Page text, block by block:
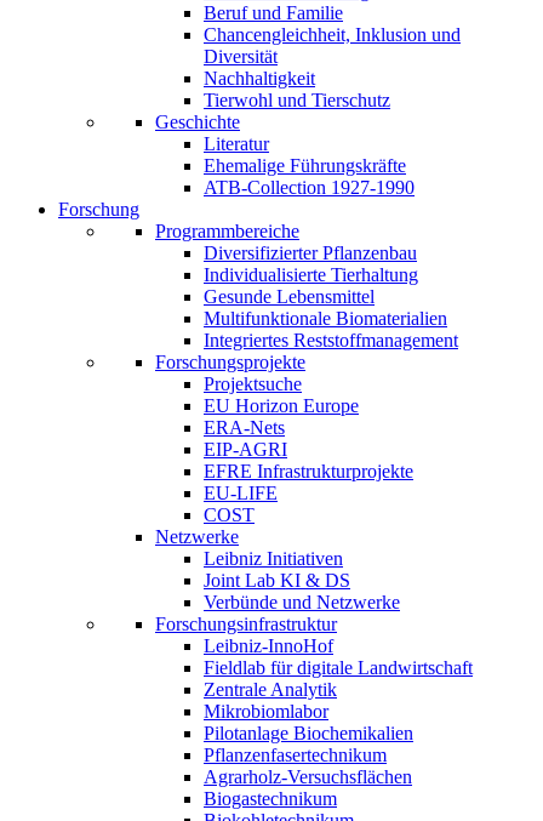
Beruf und Familie
Chancengleichheit, Inklusion und
Diversität
Nachhaltigkeit
Tierwohl und Tierschutz
Geschichte
Literatur
Ehemalige Führungskräfte
ATB-Collection 1927-1990
Forschung
Programmbereiche
Diversifizierter Pflanzenbau
Individualisierte Tierhaltung
Gesunde Lebensmittel
Multifunktionale Biomaterialien
Integriertes Reststoffmanagement
Forschungsprojekte
Projektsuche
EU Horizon Europe
ERA-Nets
EIP-AGRI
EFRE Infrastrukturprojekte
EU-LIFE
COST
Netzwerke
Leibniz Initiativen
Joint Lab KI & DS
Verbünde und Netzwerke
Forschungsinfrastruktur
Leibniz-InnoHof
Fieldlab für digitale Landwirtschaft
Zentrale Analytik
Mikrobiomlabor
Pilotanlage Biochemikalien
Pflanzenfasertechnikum
Agrarholz-Versuchsflächen
Biogastechnikum